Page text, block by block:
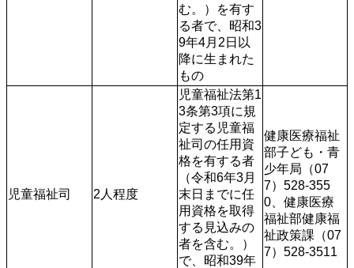
む。）を有す
る者で、昭和3
9年4月2日以
降に生まれた
児童福祉司 2人程度
児童福祉法第1
3条第3項に規
定する児童福
祉司の任用資
格を有する者
（令和6年3月
末日までに任
用資格を取得
する見込みの
者を含む。）
で、昭和39年
健康医療福祉
部子ども・青
少年局（07
7）528-355
0、健康医療
福祉部健康福
祉政策課（07
7）528-3511